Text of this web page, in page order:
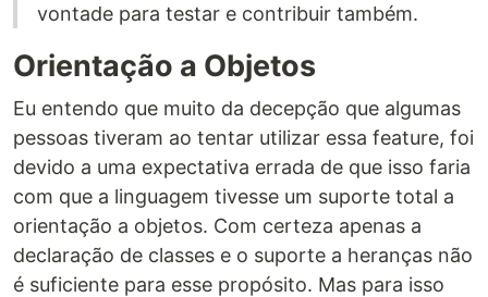
vontade para testar e contribuir também.
Orientação a Objetos
Eu entendo que muito da decepção que algumas
pessoas tiveram ao tentar utilizar essa feature, foi
devido a uma expectativa errada de que isso faria
com que a linguagem tivesse um suporte total a
orientação a objetos. Com certeza apenas a
declaração de classes e o suporte a heranças não
é suficiente para esse propósito. Mas para isso